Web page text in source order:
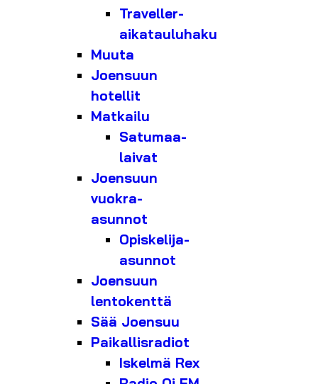
Traveller-
aikatauluhaku
Muuta
Joensuun
hotellit
Matkailu
Satumaa-
laivat
Joensuun
vuokra-
asunnot
Opiskelija-
asunnot
Joensuun
lentokenttä
Sää Joensuu
Paikallisradiot
Iskelmä Rex